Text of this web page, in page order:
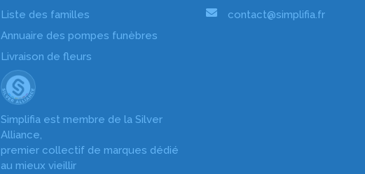
Liste des familles
Annuaire des pompes funèbres
Livraison de fleurs
Simplifia est membre de la Silver
Alliance,
premier collectif de marques dédié
au mieux vieillir
contact@simplifia.fr